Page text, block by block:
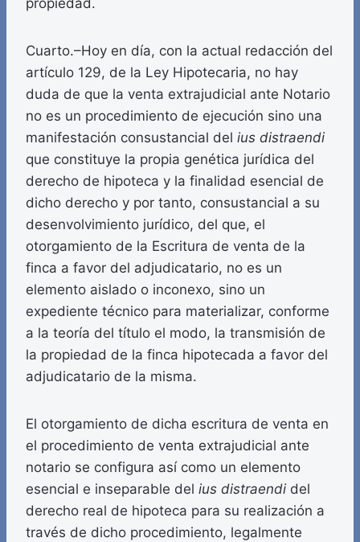
propiedad.
Cuarto.–Hoy en día, con la actual redacción del
artículo 129, de la Ley Hipotecaria, no hay
duda de que la venta extrajudicial ante Notario
no es un procedimiento de ejecución sino una
manifestación consustancial del ius distraendi
que constituye la propia genética jurídica del
derecho de hipoteca y la finalidad esencial de
dicho derecho y por tanto, consustancial a su
desenvolvimiento jurídico, del que, el
otorgamiento de la Escritura de venta de la
finca a favor del adjudicatario, no es un
elemento aislado o inconexo, sino un
expediente técnico para materializar, conforme
a la teoría del título el modo, la transmisión de
la propiedad de la finca hipotecada a favor del
adjudicatario de la misma.
El otorgamiento de dicha escritura de venta en
el procedimiento de venta extrajudicial ante
notario se configura así como un elemento
esencial e inseparable del ius distraendi del
derecho real de hipoteca para su realización a
través de dicho procedimiento, legalmente